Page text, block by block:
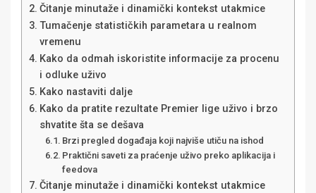
Čitanje minutaže i dinamički kontekst utakmice
Tumačenje statističkih parametara u realnom
vremenu
Kako da odmah iskoristite informacije za procenu
i odluke uživo
Kako nastaviti dalje
Kako da pratite rezultate Premier lige uživo i brzo
shvatite šta se dešava
Brzi pregled događaja koji najviše utiču na ishod
Praktični saveti za praćenje uživo preko aplikacija i
feedova
Čitanje minutaže i dinamički kontekst utakmice